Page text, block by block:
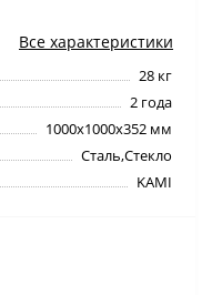
Все характеристики
28 кг
2 года
1000х1000х352 мм
Сталь,Стекло
KAMI